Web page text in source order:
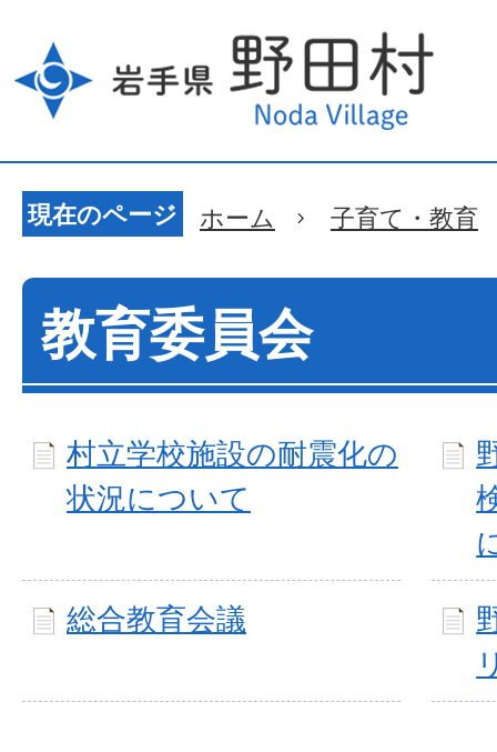
現在のページ ホーム 子育て・教育
教育委員会
村立学校施設の耐震化の
状況について
総合教育会議